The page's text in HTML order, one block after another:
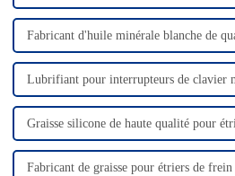
Fabricant d'huile minérale blanche de
Lubrifiant pour interrupteurs de clavier
Graisse silicone de haute qualité pour
Fabricant de graisse pour étriers de